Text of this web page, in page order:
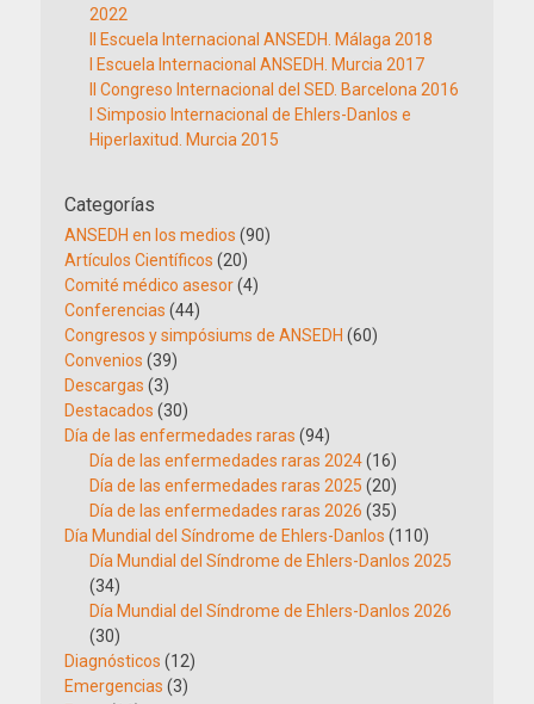
2022
II Escuela Internacional ANSEDH. Málaga 2018
I Escuela Internacional ANSEDH. Murcia 2017
II Congreso Internacional del SED. Barcelona 2016
I Simposio Internacional de Ehlers-Danlos e
Hiperlaxitud. Murcia 2015
Categorías
ANSEDH en los medios (90)
Artículos Científicos (20)
Comité médico asesor(4)
Conferencias (44)
Congresos y simpósiums de ANSEDH (60)
Convenios (39)
Descargas (3)
Destacados (30)
Día de las enfermedades raras (94)
Día de las enfermedades raras 2024(16)
Día de las enfermedades raras 2025 (20)
Día de las enfermedades raras 2026 (35)
Día Mundial del Síndrome de Ehlers-Danlos (110)
Día Mundial del Síndrome de Ehlers-Danlos 2025
(34)
Día Mundial del Síndrome de Ehlers-Danlos 2026
(30)
Diagnósticos (12)
Emergencias (3)